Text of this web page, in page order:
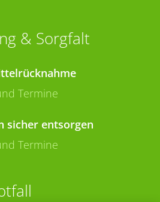
& Sorgfalt
Termine
sicher entsorgen
Termine